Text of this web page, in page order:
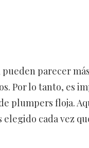
pueden parecer
Por lo tanto, es
plumpers floja.
cada vez